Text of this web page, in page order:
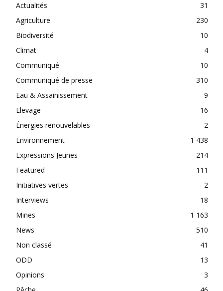
Actualités
31
Agriculture
230
Biodiversité
10
Climat
4
Communiqué
10
Communiqué de presse
310
Eau & Assainissement
9
Elevage
16
Énergies renouvelables
2
Environnement
1 438
Expressions Jeunes
214
Featured
111
Initiatives vertes
2
Interviews
18
Mines
1 163
News
510
Non classé
41
ODD
13
Opinions
3